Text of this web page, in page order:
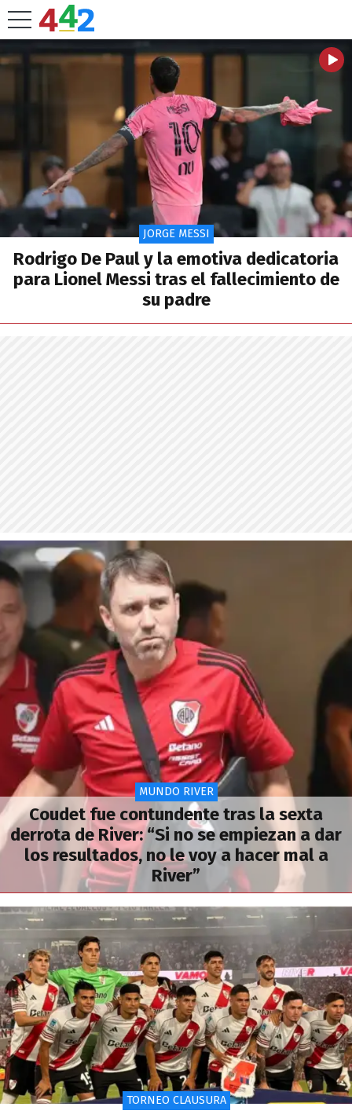
JORGE MESSI
Rodrigo De Paul y la emotiva dedicatoria
para Lionel Messi tras el fallecimiento de
su padre
MUNDO RIVER
Coudet fue contundente tras la sexta
derrota de River: “Si no se empiezan a dar
los resultados, no le voy a hacer mal a
River”
TORNEO CLAUSURA